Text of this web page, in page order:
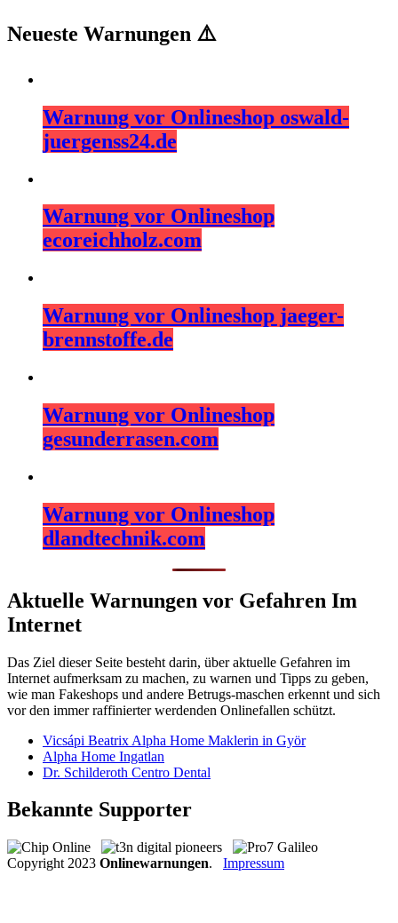
Neueste Warnungen ⚠️
Warnung vor Onlineshop oswald-
juergenss24.de
Warnung vor Onlineshop
ecoreichholz.com
Warnung vor Onlineshop jaeger-
brennstoffe.de
Warnung vor Onlineshop
gesunderrasen.com
Warnung vor Onlineshop
dlandtechnik.com
Aktuelle Warnungen vor Gefahren Im
Internet
Das Ziel dieser Seite besteht darin, über aktuelle Gefahren im
Internet aufmerksam zu machen, zu warnen und Tipps zu geben,
wie man Fakeshops und andere Betrugs-maschen erkennt und sich
vor den immer raffinierter werdenden Onlinefallen schützt.
Vicsápi Beatrix Alpha Home Maklerin in Györ
Alpha Home Ingatlan
Dr. Schilderoth Centro Dental
Bekannte Supporter
Copyright 2023 Onlinewarnungen. Impressum